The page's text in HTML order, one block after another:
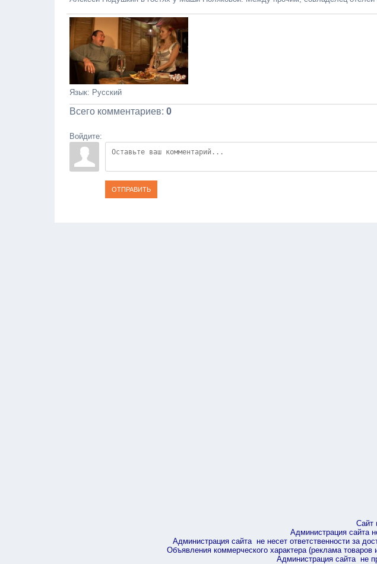
Язык: Русский
Всего комментариев: 0
Войдите:
ОТПРАВИТЬ
Сайт
Администрация сайта
Администрация сайта не несет ответственности за
Объявления коммерческого характера (реклама товаров
Администрация сайта не